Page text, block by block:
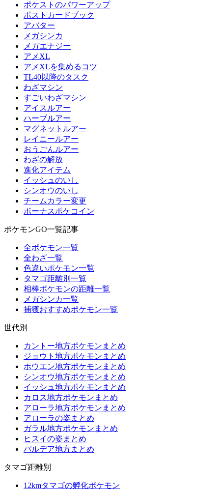
ポケストのパワーアップ
ポストカードブック
アバター
メガシンカ
メガエナジー
アメXL
アメXLを集めるコツ
TL40以降のタスク
わざマシン
すごいわざマシン
アイスルアー
ハーブルアー
マグネットルアー
レイニールアー
おうごんルアー
わざの解放
進化アイテム
イッシュのいし
シンオウのいし
チームカラー変更
ボーナスポケコイン
ポケモンGO一覧記事
全ポケモン一覧
全わざ一覧
色違いポケモン一覧
タマゴ距離別一覧
相棒ポケモンの距離一覧
メガシンカ一覧
捕獲おすすめポケモン一覧
世代別
カントー地方ポケモンまとめ
ジョウト地方ポケモンまとめ
ホウエン地方ポケモンまとめ
シンオウ地方ポケモンまとめ
イッシュ地方ポケモンまとめ
カロス地方ポケモンまとめ
アローラ地方ポケモンまとめ
アローラの姿まとめ
ガラル地方ポケモンまとめ
ヒスイの姿まとめ
パルデア地方まとめ
タマゴ距離別
12kmタマゴの孵化ポケモン